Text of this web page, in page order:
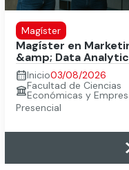
Magíster
Magíster en
&amp; Data
Inicio03/08/2026
Facultad de Ciencias
Económicas y
Presencial